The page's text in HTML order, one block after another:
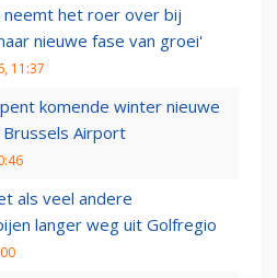
neemt het roer over bij
nieuwe fase van groei'
11:37
komende winter nieuwe
Airport
als veel andere
langer weg uit Golfregio